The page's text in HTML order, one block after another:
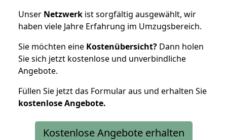
Unser Netzwerk ist sorgfältig ausgewählt, wir
haben viele Jahre Erfahrung im Umzugsbereich.
Sie möchten eine Kostenübersicht? Dann holen
Sie sich jetzt kostenlose und unverbindliche
Angebote.
Füllen Sie jetzt das Formular aus und erhalten Sie
kostenloseAngebote.
Kostenlose Angebote erhalten